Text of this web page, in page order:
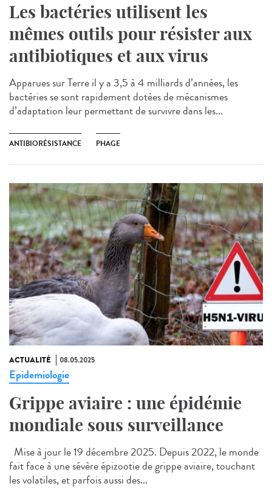
Les bactéries utilisent les
mêmes outils pour résister aux
antibiotiques et aux virus
Apparues sur Terre il y a 3,5 à 4 milliards d’années, les
bactéries se sont rapidement dotées de mécanismes
d’adaptation leur permettant de survivre dans les...
ANTIBIORÉSISTANCE PHAGE
ACTUALITÉ 08.05.2025
Epidemiologie
Grippe aviaire : une épidémie
mondiale sous surveillance
Mise à jour le 19 décembre 2025. Depuis 2022, le monde
fait face à une sévère épizootie de grippe aviaire, touchant
les volatiles, et parfois aussi des...